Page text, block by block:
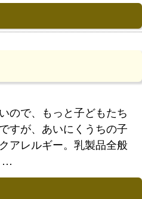
ので、もっと子どもたち
すが、あいにくうちの子
アレルギー。乳製品全般
…